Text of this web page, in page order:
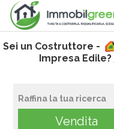
Sei un Costruttore -
Impresa Edile?
Raffina la tua ricerca
Vendita